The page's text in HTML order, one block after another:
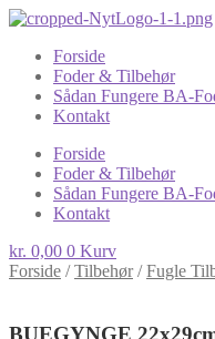
Forside
Foder & Tilbehør
Sådan Fungere BA-
Kontakt
Forside
Foder & Tilbehør
Sådan Fungere BA-
Kontakt
kr. 0,00 0 Kurv
Forside /Tilbehør/Fugle
BUEGYNGE